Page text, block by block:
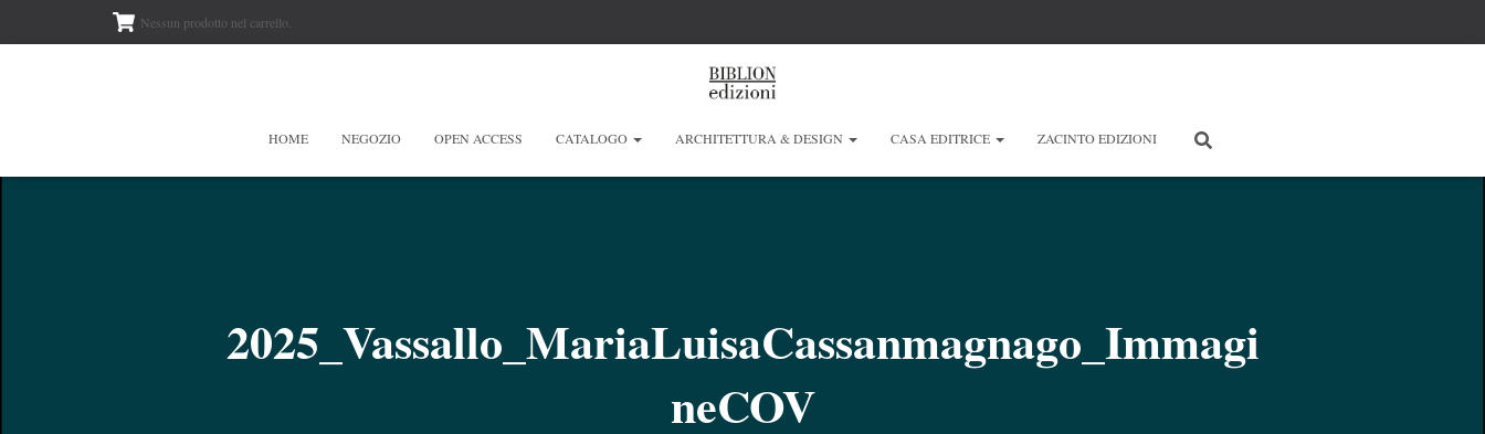
Nessun prodotto nel carrello.
HOME NEGOZIO OPEN ACCESS CATALOGO ARCHITETTURA & DESIGN CASA EDITRICE ZACINTO EDIZIONI
2025_Vassallo_MariaLuisaCassanmagnago_Immagi
neCOV